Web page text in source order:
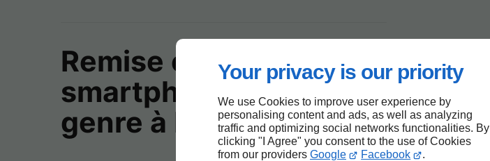
Your privacy is our priority
We use Cookies to improve user experience by
personalising content and ads, as well as analyzing
traffic and optimizing social networks functionalities. By
clicking "I Agree" you consent to the use of Cookies
from our providers Google Facebook .
Remise en marche de
smartphones en tout
genre à Nice